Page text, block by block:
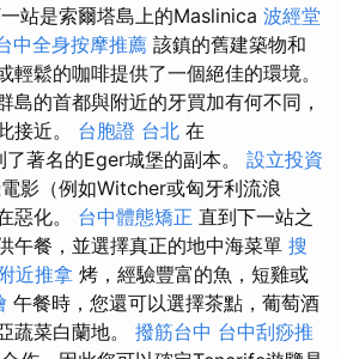
站是索爾塔島上的Maslinica 波經堂
中全身按摩推薦 該鎮的舊建築物和
輕鬆的咖啡提供了一個絕佳的環境。
島的首都與附近的牙買加有何不同，
接近。 台胞證 台北 在
著名的Eger城堡的副本。 設立投資
影（例如Witcher或匈牙利流浪
惡化。 台中體態矯正 直到下一站之
午餐，並選擇真正的地中海菜單 搜
近推拿 烤，經驗豐富的魚，短雞或
午餐時，您還可以選擇茶點，葡萄酒
蔬菜白蘭地。 撥筋台中 台中刮痧推